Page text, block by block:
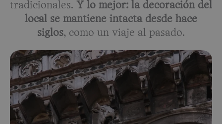
tradicionales. Y lo mejor: la decoración del
local se mantiene intacta desde hace
siglos, como un viaje al pasado.